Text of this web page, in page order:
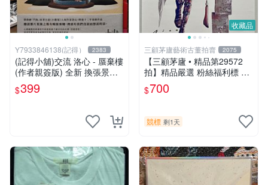
Y7933846138(記得） 2383
(記得小舖)交流 洛心 - 蜃棄樓
(作者親簽版) 全新 換張景嵐
成語蕎張艾亞辜莞允鄭家純等
簽名寫真書
$399
收藏品
三顧茅廬藝術古董拍賣 2075
【三顧茅廬 • 精品第29572
拍】精品嚴選 粉絲福利標 韓
國排名前30名插畫家Pinn作
品～有作者親筆簽名！ 特惠
$700
競標 剩1天